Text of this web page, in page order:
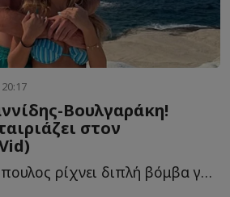
Βουλγαράκη!
στον
Ο Κωστής Ραπτόπουλος ρίχνει διπλή βόμβα για τον Φώτη Ι...